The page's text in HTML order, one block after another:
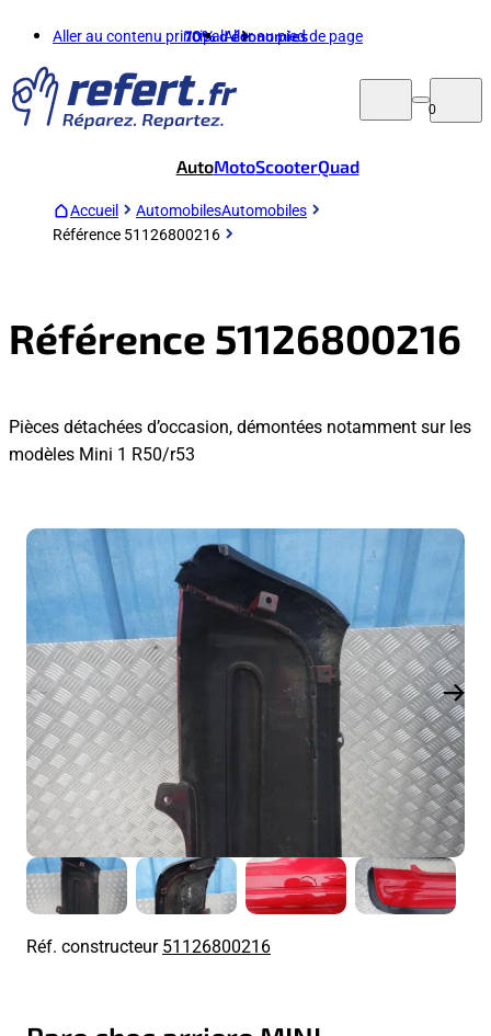
Aller au contenu principalAller au pied de page
70%d'économies
0
AutoMotoScooterQuad
Accueil AutomobilesAutomobiles
Référence 51126800216
Référence 51126800216
Pièces détachées d’occasion, démontées notamment sur les
modèles Mini 1 R50/r53
Réf. constructeur51126800216